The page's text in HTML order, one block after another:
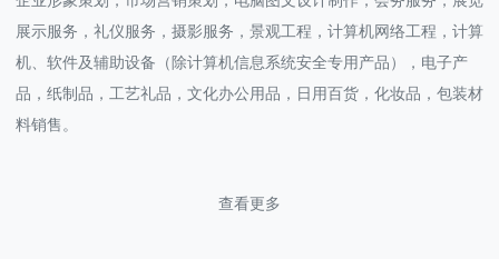
展示服务，礼仪服务，摄影服务，景观工程，计算机网络工程，计算
机、软件及辅助设备（除计算机信息系统安全专用产品），电子产
品，纸制品，工艺礼品，文化办公用品，日用百货，化妆品，包装材
料销售。
查看更多